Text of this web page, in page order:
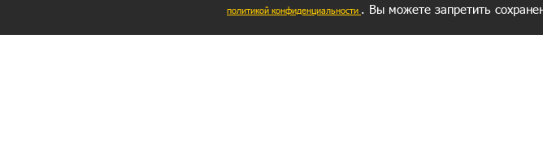
политикой конфиденциальности . Вы можете запретить